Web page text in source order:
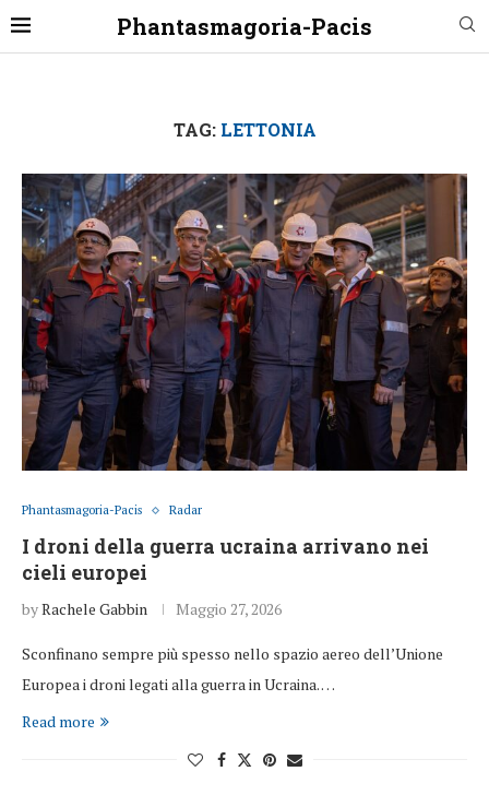
Phantasmagoria-Pacis
TAG: LETTONIA
Phantasmagoria-Pacis Radar
I droni della guerra ucraina arrivano nei
cieli europei
byRachele Gabbin Maggio 27, 2026
Sconfinano sempre più spesso nello spazio aereo dell’Unione
Europea i droni legati alla guerra in Ucraina. …
Read more